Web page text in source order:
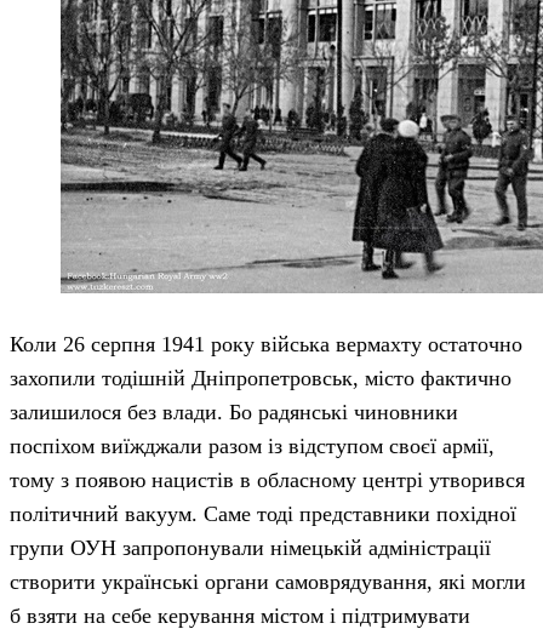
Коли 26 серпня 1941 року війська вермахту остаточно
захопили тодішній Дніпропетровськ, місто фактично
залишилося без влади. Бо радянські чиновники
поспіхом виїжджали разом із відступом своєї армії,
тому з появою нацистів в обласному центрі утворився
політичний вакуум. Саме тоді представники похідної
групи ОУН запропонували німецькій адміністрації
створити українські органи самоврядування, які могли
б взяти на себе керування містом і підтримувати